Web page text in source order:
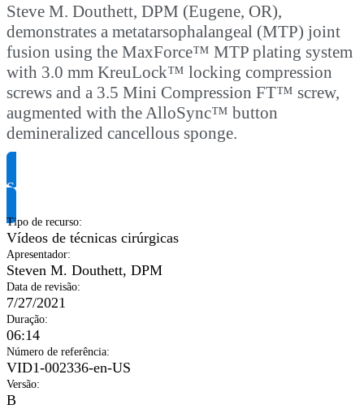
Steve M. Douthett, DPM (Eugene, OR),
demonstrates a metatarsophalangeal (MTP) joint
fusion using the MaxForce™ MTP plating system
with 3.0 mm KreuLock™ locking compression
screws and a 3.5 Mini Compression FT™ screw,
augmented with the AlloSync™ button
demineralized cancellous sponge.
Solicite informação do produto
Tipo de recurso:
Vídeos de técnicas cirúrgicas
Apresentador:
Steven M. Douthett, DPM
Data de revisão:
7/27/2021
Duração:
06:14
Número de referência:
VID1-002336-en-US
Versão:
B